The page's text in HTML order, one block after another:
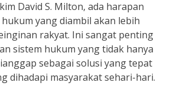
David S. Milton, ada harapan
yang diambil akan lebih
rakyat. Ini sangat penting
sistem hukum yang tidak hanya
sebagai solusi yang tepat
dihadapi masyarakat sehari-hari.